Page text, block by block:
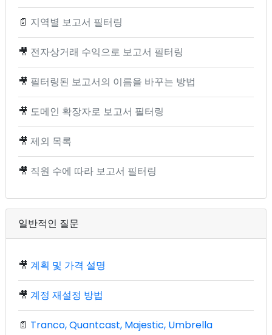
📄 지역별 보고서 필터링
🎥 전자상거래 수익으로 보고서 필터링
🎥 필터링된 보고서의 이름을 바꾸는 방법
🎥 도메인 확장자로 보고서 필터링
🎥 제외 목록
🎥 직원 수에 따라 보고서 필터링
일반적인 질문
🎥 계획 및 가격 설명
🎥 계정 재설정 방법
📄 Tranco, Quantcast, Majestic, Umbrella